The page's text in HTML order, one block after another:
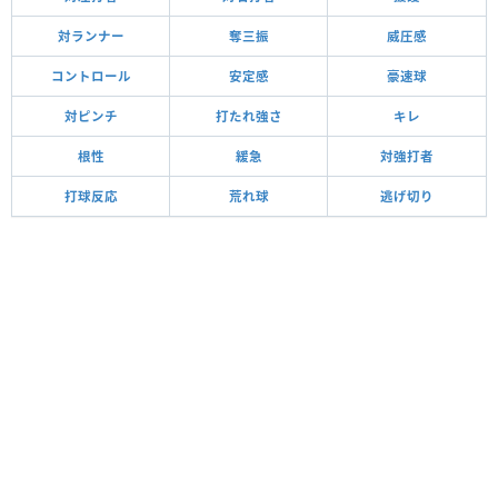
対ランナー 奪三振 威圧感
コントロール 安定感 豪速球
対ピンチ 打たれ強さ キレ
根性 緩急 対強打者
打球反応 荒れ球 逃げ切り